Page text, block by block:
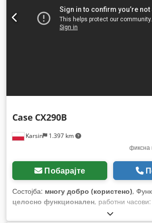
Karsin 1.397 km
Case CX290B
фиксна
Побарајте
Состојба: многу добро (користено),
целосно функционален, работни часови: